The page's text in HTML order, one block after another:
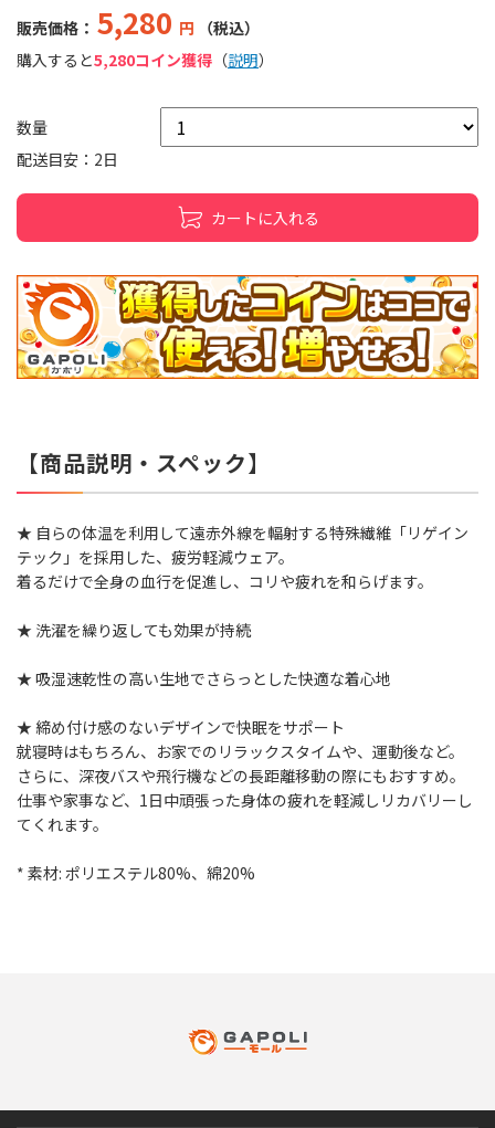
販売価格： 5,280 円
（税込）
購入すると5,280コイン獲得 （説明）
数量
配送目安：2日
カートに入れる
【商品説明・スペック】
★ 自らの体温を利用して遠赤外線を輻射する特殊繊維「リゲイン
テック」を採用した、疲労軽減ウェア。
着るだけで全身の血行を促進し、コリや疲れを和らげます。
★ 洗濯を繰り返しても効果が持続
★ 吸湿速乾性の高い生地でさらっとした快適な着心地
★ 締め付け感のないデザインで快眠をサポート
就寝時はもちろん、お家でのリラックスタイムや、運動後など。
さらに、深夜バスや飛行機などの長距離移動の際にもおすすめ。
仕事や家事など、1日中頑張った身体の疲れを軽減しリカバリーし
てくれます。
* 素材: ポリエステル80%、綿20%